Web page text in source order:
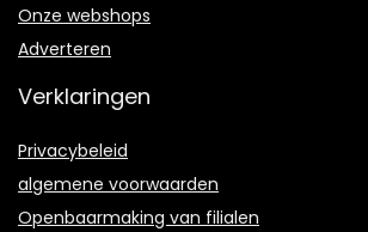
Onze webshops
Adverteren
Verklaringen
Privacybeleid
algemene voorwaarden
Openbaarmaking van filialen